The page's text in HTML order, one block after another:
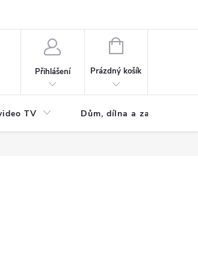
Přihlášení
NÁKUPNÍ
Prázdný košík
TV Dům, dílna a zahrada